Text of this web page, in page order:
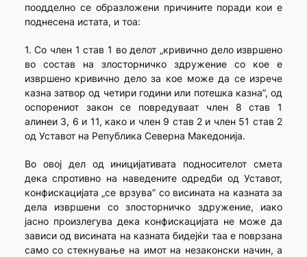
поодделно се образложени причините поради кои е
поднесена истата, и тоа:
1. Со член 1 став 1 во делот „кривично дело извршено
во состав на злосторничко здружение со кое е
извршено кривично дело за кое може да се изрече
казна затвор од четири години или потешка казна”, од
оспорениот закон се повредуваат член 8 став 1
алинеи 3, 6 и 11, како и член 9 став 2 и член 51 став 2
од Уставот на Република Северна Македонија.
Во овој дел од иницијативата подносителот смета
дека спротивно на наведените одредби од Уставот,
конфискацијата „се врзува” со висината на казната за
дела извршени со злосторничко здружение, иако
јасно произлегува дека конфискацијата не може да
зависи од висината на казната бидејќи таа е поврзана
само со стекнување на имот на незаконски начин, а